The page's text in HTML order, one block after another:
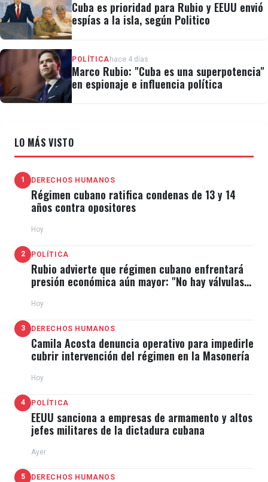
Cuba es prioridad para Rubio y EEUU envió
espías a la isla, según Politico
POLÍTICA hace 4 días
Marco Rubio: "Cuba es una superpotencia"
en espionaje e influencia política
LO MÁS VISTO
1 DERECHOS HUMANOS
Régimen cubano ratifica condenas de 13 y 14
años contra opositores
Hoy
2 POLÍTICA
Rubio advierte que régimen cubano enfrentará
presión económica aún mayor: "No hay válvulas
Hoy
3 DERECHOS HUMANOS
Camila Acosta denuncia operativo para impedirle
cubrir intervención del régimen en la Masonería
Hoy
4 POLÍTICA
EEUU sanciona a empresas de armamento y altos
jefes militares de la dictadura cubana
Ayer
5 DERECHOS HUMANOS